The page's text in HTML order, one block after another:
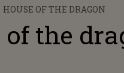
HOUSE OF THE DRAGON
of the